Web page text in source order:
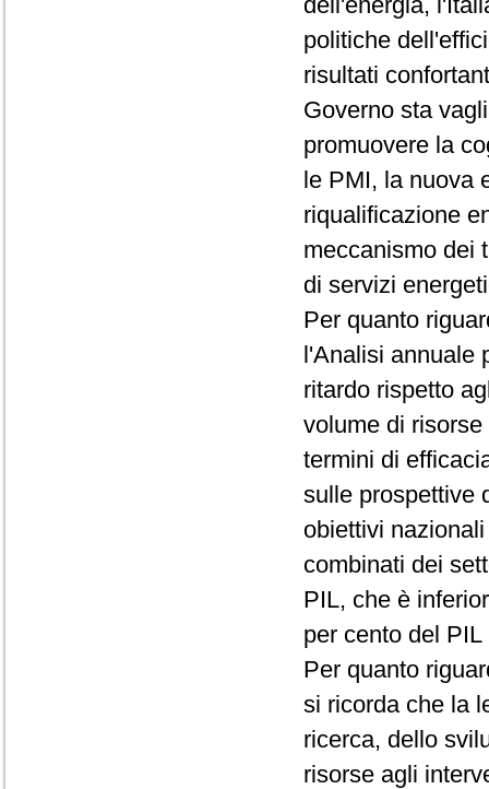
politiche
risultati
Governo sta
promuovere la
le PMI, la nuova
riqualificazione
meccanismo dei
di servizi
Per quanto
l'Analisi annuale
ritardo rispetto
volume di
termini di
sulle prospettive
obiettivi
combinati dei
PIL, che è
per cento del
Per quanto
si ricorda che la
ricerca, dello
risorse agli